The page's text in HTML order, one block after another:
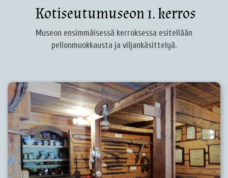
Kotiseutumuseon 1. kerros
Museon ensimmäisessä kerroksessa esitellään
pellonmuokkausta ja viljankäsittelyä.